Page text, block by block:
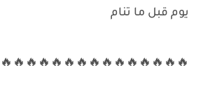
يوم قبل ما تنام